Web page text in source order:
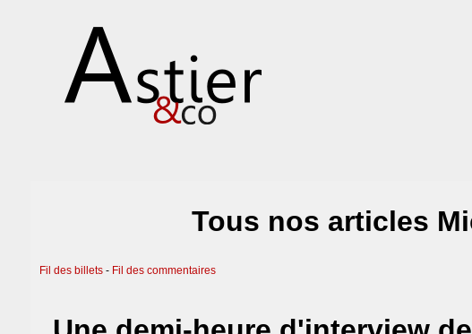
Tous nos articles
Fil des billets - Fil des commentaires